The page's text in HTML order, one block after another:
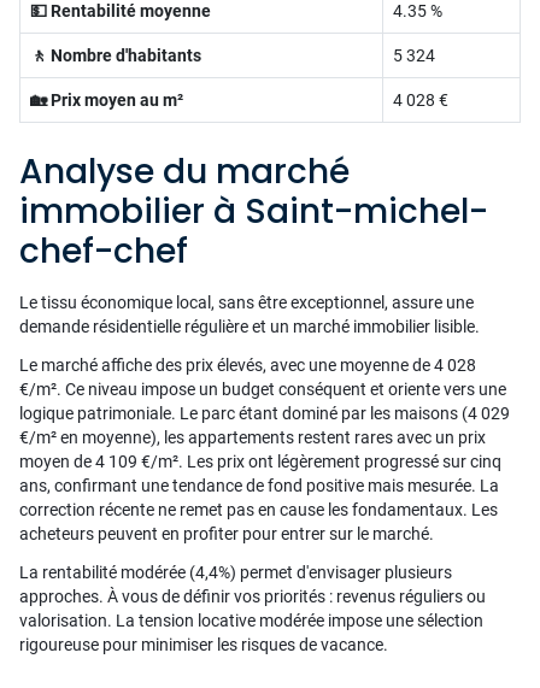
💵 Rentabilité moyenne 4.35 %
🚶 Nombre d'habitants 5 324
🏡 Prix moyen au m² 4 028 €
Analyse du marché
immobilier à Saint-michel-
chef-chef
Le tissu économique local, sans être exceptionnel, assure une
demande résidentielle régulière et un marché immobilier lisible.
Le marché affiche des prix élevés, avec une moyenne de 4 028
€/m². Ce niveau impose un budget conséquent et oriente vers une
logique patrimoniale. Le parc étant dominé par les maisons (4 029
€/m² en moyenne), les appartements restent rares avec un prix
moyen de 4 109 €/m². Les prix ont légèrement progressé sur cinq
ans, confirmant une tendance de fond positive mais mesurée. La
correction récente ne remet pas en cause les fondamentaux. Les
acheteurs peuvent en profiter pour entrer sur le marché.
La rentabilité modérée (4,4%) permet d'envisager plusieurs
approches. À vous de définir vos priorités : revenus réguliers ou
valorisation. La tension locative modérée impose une sélection
rigoureuse pour minimiser les risques de vacance.